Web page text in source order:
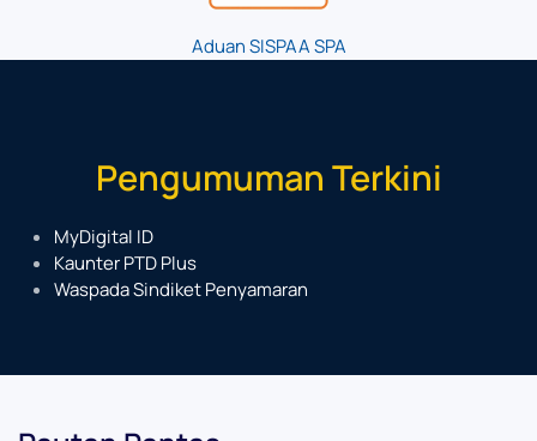
Aduan SISPAA SPA
Pengumuman Terkini
MyDigital ID
Kaunter PTD Plus
Waspada Sindiket Penyamaran